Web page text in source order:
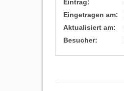
Eintrag:
Eingetragen am:
Aktualisiert am:
Besucher: